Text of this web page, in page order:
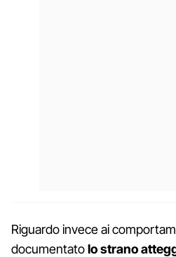
Riguardo invece ai
documentatolo strano